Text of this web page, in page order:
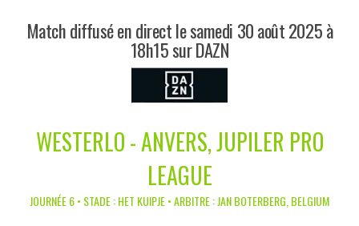
Match diffusé en direct le samedi 30 août 2025 à
18h15 sur DAZN
WESTERLO - ANVERS, JUPILER PRO
LEAGUE
JOURNÉE 6 • STADE : HET KUIPJE • ARBITRE : JAN BOTERBERG, BELGIUM